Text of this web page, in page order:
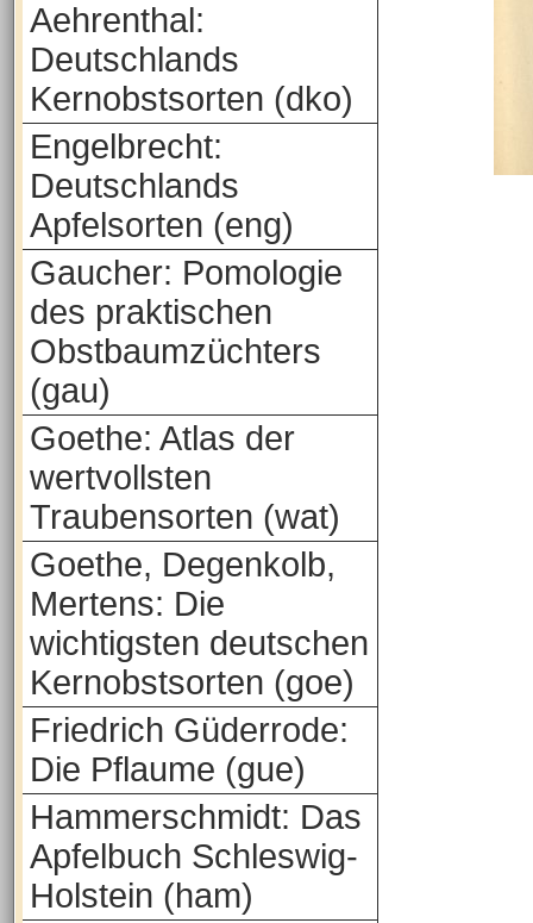
Aehrenthal:
Deutschlands
Kernobstsorten (dko)
Engelbrecht:
Deutschlands
Apfelsorten (eng)
Gaucher: Pomologie
des praktischen
Obstbaumzüchters
(gau)
Goethe: Atlas der
wertvollsten
Traubensorten (wat)
Goethe, Degenkolb,
Mertens: Die
wichtigsten deutschen
Kernobstsorten (goe)
Friedrich Güderrode:
Die Pflaume (gue)
Hammerschmidt: Das
Apfelbuch Schleswig-
Holstein (ham)